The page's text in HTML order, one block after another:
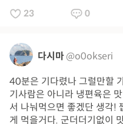
23 0
다시마@o0okseri
40분은 기다렸나 그럴만할
기사람은 아니라 냉편육은
서 나눠먹으면 좋겠단 생각!
게 먹을거다. 군더더기없이